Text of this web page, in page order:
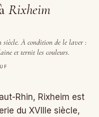
Rixheim
À condition de le laver :
et ternit les couleurs.
Rhin, Rixheim est
du XVIIIe siècle,